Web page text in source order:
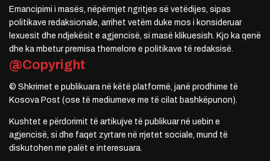
Emancipimi i masës, nëpërmjet ngritjes së vetëdijes, sipas
politikave redaksionale, arrihet vetëm duke mos i konsideruar
lexuesit dhe ndjekësit e agjencisë, si masë klikuesish. Kjo ka qenë
dhe ka mbetur premisa themelore e politikave të redaksisë.
@Copyright
© Shkrimet e publikuara në këtë platformë, janë prodhime të
Kosova Post (ose të mediumeve me të cilat bashkëpunon).
Kushtet e përdorimit të artikujve të publikuar në uebin e
agjencisë, si dhe faqet zyrtare në rrjetet sociale, mund të
diskutohen me palët e interesuara.